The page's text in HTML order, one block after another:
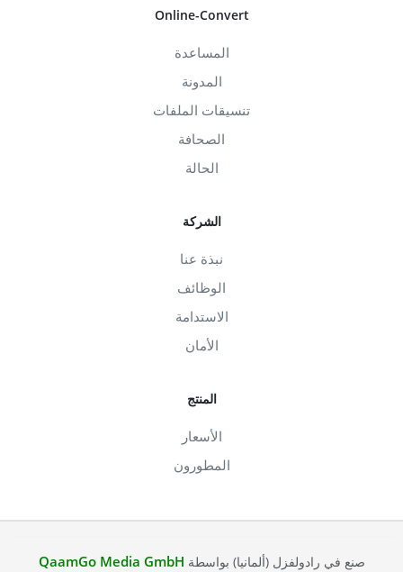
Online-Convert
المساعدة
المدونة
تنسيقات الملفات
الصحافة
الحالة
الشركة
نبذة عنا
الوظائف
الاستدامة
الأمان
المنتج
الأسعار
المطورون
صنع في رادولفزل (ألمانيا) بواسطة QaamGo Media GmbH